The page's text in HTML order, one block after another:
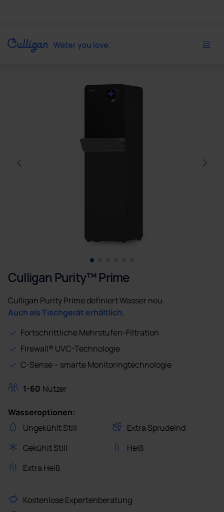
Use arrow keys to navigate between product images, or
Culligan Purity™ Prime
Culligan Purity Prime definiert Wasser neu.
Auch als Tischgerät erhältlich.
Fortschrittliche Mehrstufen-Filtration
Firewall® UVC-Technologie
C-Sense – smarte Monitoringtechnologie
1-60 Nutzer
Wasseroptionen:
Ungekühlt Still
Extra Sprudelnd
Gekühlt Still
Heiß
Extra Heiß
Kostenlose Expertenberatung